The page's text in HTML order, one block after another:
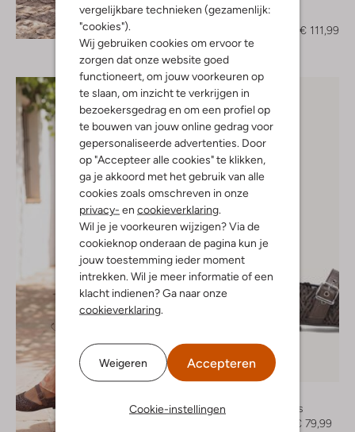
vergelijkbare technieken (gezamenlijk:
"cookies").
Wij gebruiken cookies om ervoor te
zorgen dat onze website goed
functioneert, om jouw voorkeuren op
te slaan, om inzicht te verkrijgen in
bezoekersgedrag en om een profiel op
te bouwen van jouw online gedrag voor
gepersonaliseerde advertenties. Door
op "Accepteer alle cookies" te klikken,
ga je akkoord met het gebruik van alle
cookies zoals omschreven in onze
privacy- en cookieverklaring.
Wil je je voorkeuren wijzigen? Via de
cookieknop onderaan de pagina kun je
jouw toestemming ieder moment
intrekken. Wil je meer informatie of een
klacht indienen? Ga naar onze
cookieverklaring.
Weigeren Accepteren
Cookie-instellingen
Ontdek de look
Muiltjes
€ 111,99
-20%
Ballerina's
€ 79,99